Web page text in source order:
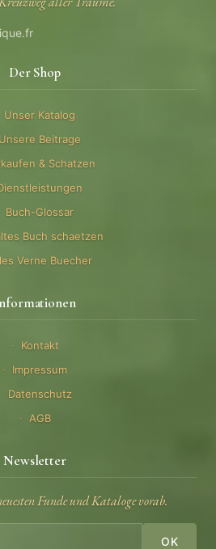
Der Shop
Unser Katalog
Unsere Beitrage
& Schatzen
Buch-Glossar
Buch schaetzen
Verne Buecher
Kontakt
Impressum
Datenschutz
AGB
Newsletter
Funde und Kataloge vorab.
OK